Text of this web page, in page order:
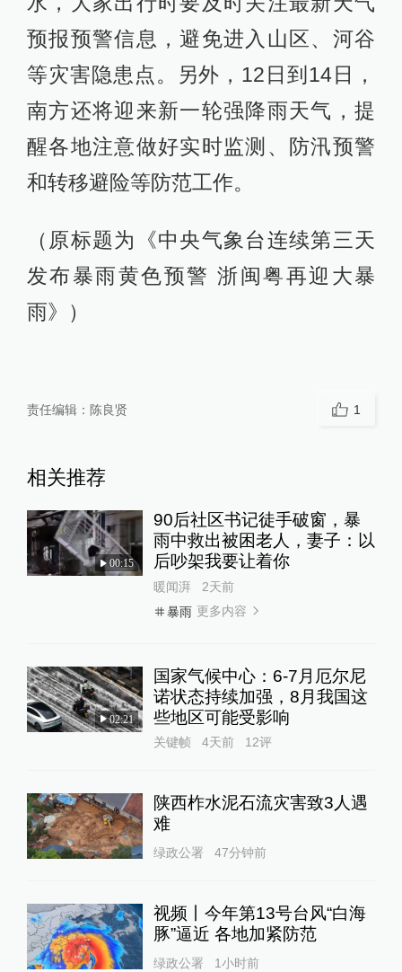
预报预警信息，避免进入山区、河谷
等灾害隐患点。另外，12日到14日，
南方还将迎来新一轮强降雨天气，提
醒各地注意做好实时监测、防汛预警
和转移避险等防范工作。
（原标题为《中央气象台连续第三天
发布暴雨黄色预警 浙闽粤再迎大暴
雨》）
责任编辑： 陈良贤 1
相关推荐
00:15
90后社区书记徒手破窗，暴
雨中救出被困老人，妻子：以
后吵架我要让着你
暖闻湃
2天前
暴雨 更多内容
02:21
国家气候中心：6-7月厄尔尼
诺状态持续加强，8月我国这
些地区可能受影响
关键帧 4天前 12评
陕西柞水泥石流灾害致3人遇
难
绿政公署 47分钟前
视频丨今年第13号台风“白海
豚”逼近 各地加紧防范
绿政公署 1小时前